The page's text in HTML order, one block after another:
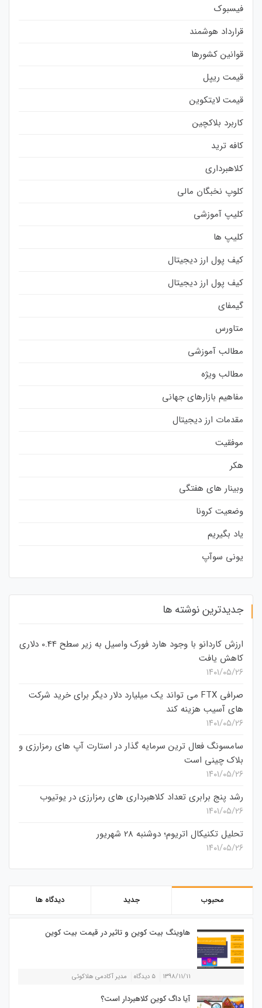
فیسبوک
قرارداد هوشمند
قوانین کشورها
قیمت ریپل
قیمت لایتکوین
کاربرد بلاکچین
کافه ترید
کلاهبرداری
کلوپ نخبگان مالی
کلیپ آموزشی
کلیپ ها
کیف پول ارز دیجیتال
کیف پول ارز دیجیتال
گیمفای
متاورس
مطالب آموزشی
مطالب ویژه
مفاهیم بازارهای جهانی
مقدمات ارز دیجیتال
موفقیت
هکر
وبینار های هفتگی
وضعیت کرونا
یاد بگیریم
یونی سوآپ
جدیدترین نوشته ها
ارزش کاردانو با وجود هارد فورک واسیل به زیر سطح 0.44 دلاری
کاهش یافت
۱۴۰۱/۰۵/۲۶
صرافی FTX می تواند یک میلیارد دلار دیگر برای خرید شرکت
های آسیب هزینه کند
۱۴۰۱/۰۵/۲۶
سامسونگ فعال‌ ترین سرمایه‌ گذار در استارت‌ آپ‌ های رمزارزی و
بلاک چینی است
۱۴۰۱/۰۵/۲۶
رشد پنج برابری تعداد کلاهبرداری های رمزارزی در یوتیوب
۱۴۰۱/۰۵/۲۶
تحلیل تکنیکال اتریوم؛ دوشنبه 28 شهریور
۱۴۰۱/۰۵/۲۶
محبوب جدید دیدگاه ها
هاوینگ بیت کوین و تاثیر در قیمت بیت کوین
۱۳۹۸/۱۱/۱۱ ۵ دیدگاه مدیر آکادمی هلاکوئی
آیا داگ کوین کلاهبردار است؟